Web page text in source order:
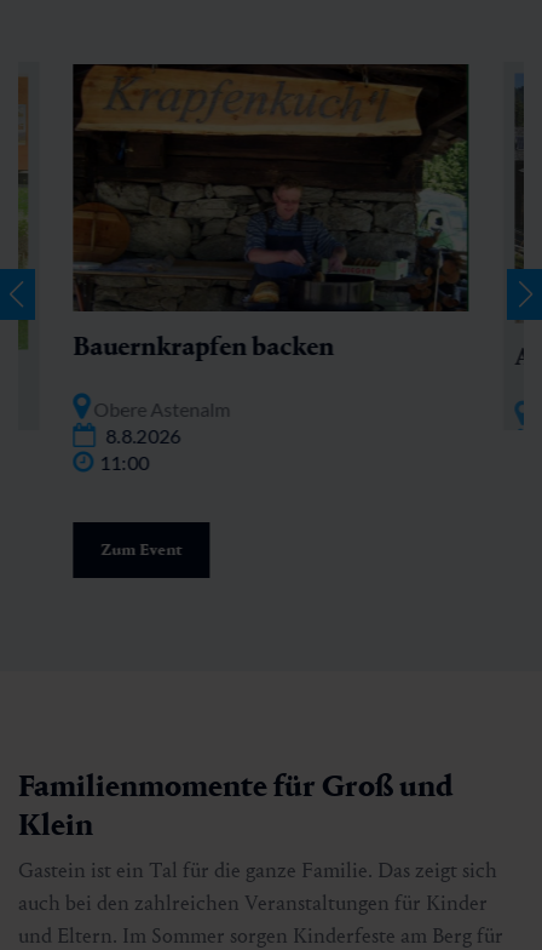
Bauernkrapfen backen
Obere Astenalm
8.8.2026
11:00
Zum Event
Familienmomente für Groß und
Klein
Gastein ist ein Tal für die ganze Familie. Das zeigt sich
auch bei den zahlreichen Veranstaltungen für Kinder
und Eltern. Im Sommer sorgen Kinderfeste am Berg für